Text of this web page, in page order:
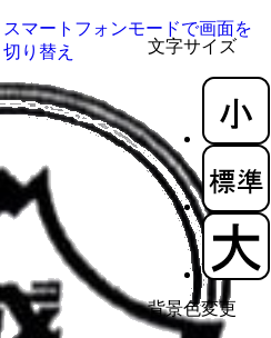
文字サイズ
背景色変更
スマートフォンモードで画面を
切り替え